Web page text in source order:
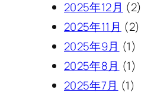
2025年12月 (2)
2025年11月 (2)
2025年9月 (1)
2025年8月 (1)
2025年7月 (1)